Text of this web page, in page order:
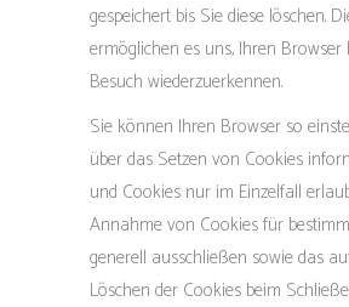
gespeichert bis Sie diese löschen.
ermöglichen es uns, Ihren
Besuch wiederzuerkennen.
Sie können Ihren Browser so
über das Setzen von Cookies
und Cookies nur im Einzelfall
Annahme von Cookies für
generell ausschließen sowie das
Löschen der Cookies beim